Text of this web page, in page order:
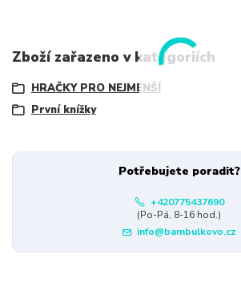
Zboží zařazeno v kategoriích
HRAČKY PRO NEJMENŠÍ
První knížky
Potřebujete poradit?
+420775437690
(Po-Pá, 8-16 hod.)
info@bambulkovo.cz